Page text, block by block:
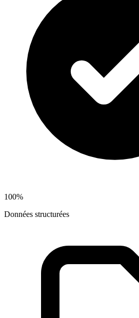
100%
Données structurées